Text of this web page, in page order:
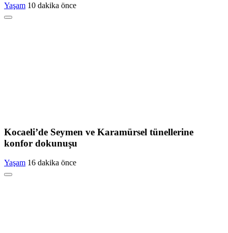
Yaşam 10 dakika önce
Kocaeli’de Seymen ve Karamürsel tünellerine
konfor dokunuşu
Yaşam 16 dakika önce